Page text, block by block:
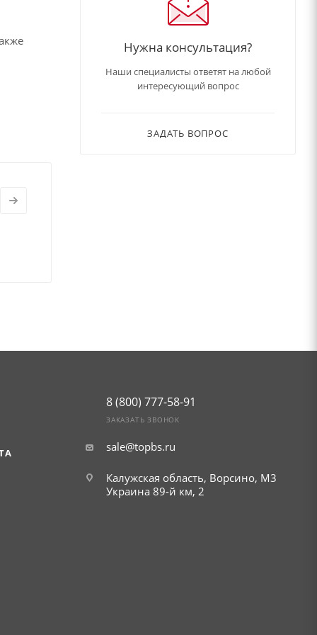
Нужна консультация?
Наши специалисты ответят на любой
интересующий вопрос
ЗАДАТЬ ВОПРОС
8 (800) 777-58-91
ЗАКАЗАТЬ ЗВОНОК
sale@topbs.ru
Калужская область, Ворсино, М3
Украина 89-й км, 2